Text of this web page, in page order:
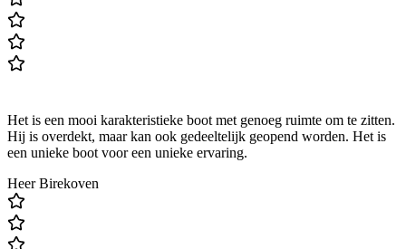
Het is een mooi karakteristieke boot met genoeg ruimte om te zitten.
Hij is overdekt, maar kan ook gedeeltelijk geopend worden. Het is
een unieke boot voor een unieke ervaring.
Heer Birekoven